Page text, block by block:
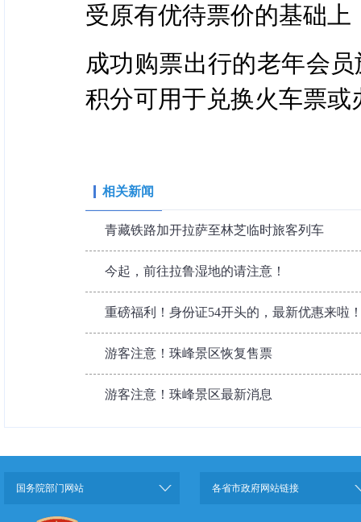
受原有优待票价的基础
成功购票出行的老年会
积分可用于兑换火车票
相关新闻
青藏铁路加开拉萨至林芝临时旅客列车
今起，前往拉鲁湿地的请注意！
重磅福利！身份证54开头的，最新优惠来啦
游客注意！珠峰景区恢复售票
游客注意！珠峰景区最新消息
国务院部门网站 各省市政府网站链接